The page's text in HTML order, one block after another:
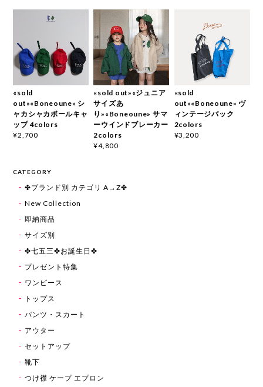
«sold
out»«Boneoune» シ
ャカシャカボールキャ
ップ 4colors
¥2,700
«sold out»«ジュニア
サイズあ
り»«Boneoune» サマ
ーウインドブレーカー
2colors
¥4,800
«sold
out»«Boneoune» ヴ
ィンテージバック
2colors
¥3,200
CATEGORY
✤ブランド別 カテゴリ A→Z✤
New Collection
即納商品
サイズ別
✤七五三✤お誕生日✤
プレゼント特集
ワンピース
トップス
パンツ・スカート
アウター
セットアップ
靴下
つけ襟 ケープ エプロン